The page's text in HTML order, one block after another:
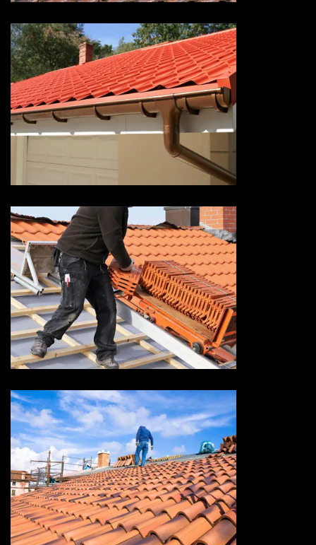
Devis pose de gouttière 73
Devis réparation de toiture 73
Savoie
Devis toiture 73 Savoie